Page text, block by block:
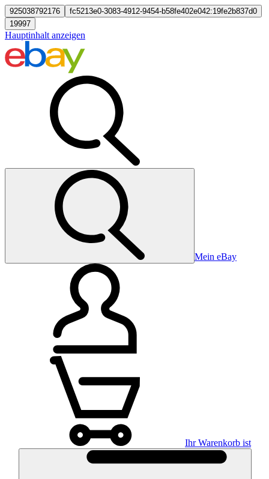
925038792176
fc5213e0-3083-4912-9454-b58fe402e042:19fe2b837d0
19997
Hauptinhalt anzeigen
Mein eBay
Ihr Warenkorb ist